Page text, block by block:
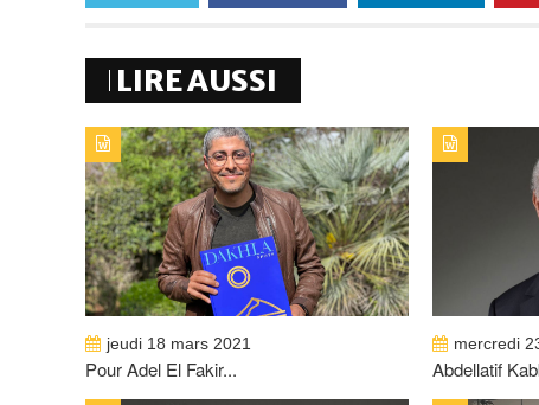
LIRE AUSSI
jeudi 18 mars 2021
Pour Adel El Fakir...
mercredi
Abdellatif